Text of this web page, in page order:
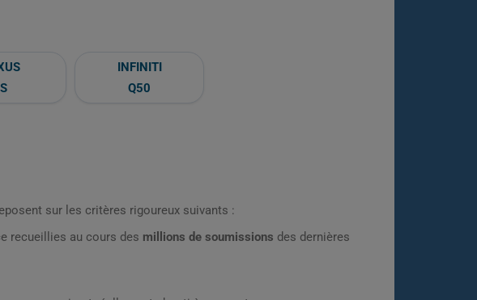
INFINITI
Q50
sur les critères rigoureux suivants :
recueillies au cours des millions de soumissions des dernières